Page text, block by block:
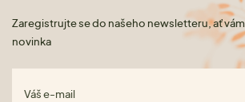
Zaregistrujte se do našeho newsletteru, ať
novinka
Váš e-mail